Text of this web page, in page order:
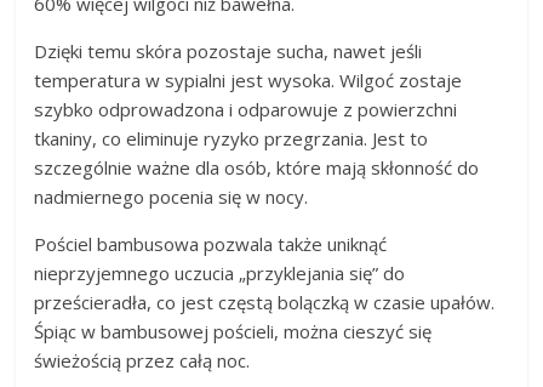
Dzięki temu skóra pozostaje sucha, nawet jeśli
temperatura w sypialni jest wysoka. Wilgoć zostaje
szybko odprowadzona i odparowuje z powierzchni
tkaniny, co eliminuje ryzyko przegrzania. Jest to
szczególnie ważne dla osób, które mają skłonność do
nadmiernego pocenia się w nocy.
Pościel bambusowa pozwala także uniknąć
nieprzyjemnego uczucia „przyklejania się” do
prześcieradła, co jest częstą bolączką w czasie upałów.
Śpiąc w bambusowej pościeli, można cieszyć się
świeżością przez całą noc.